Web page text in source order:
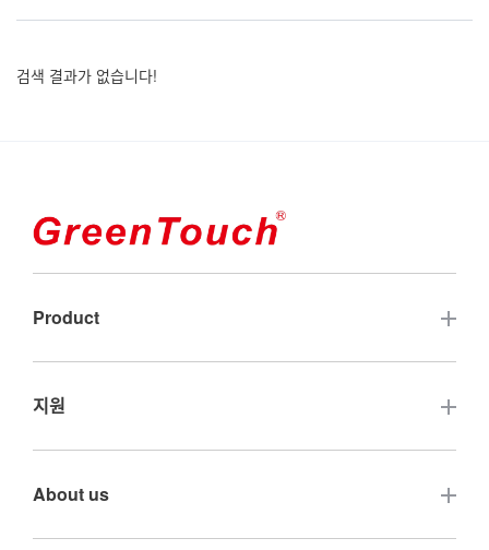
검색 결과가 없습니다!
Product
터치 컴퓨터
지원
About us